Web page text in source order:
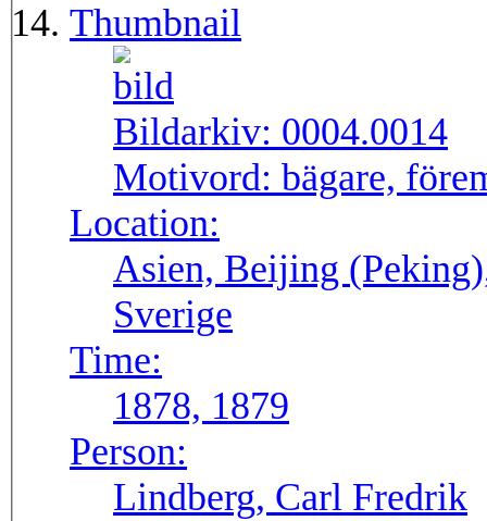
Thumbnail
Bildarkiv: 0004.0014
Motivord: bägare,
Location:
Asien, Beijing
Sverige
Time:
1878, 1879
Person:
Lindberg, Carl Fredrik